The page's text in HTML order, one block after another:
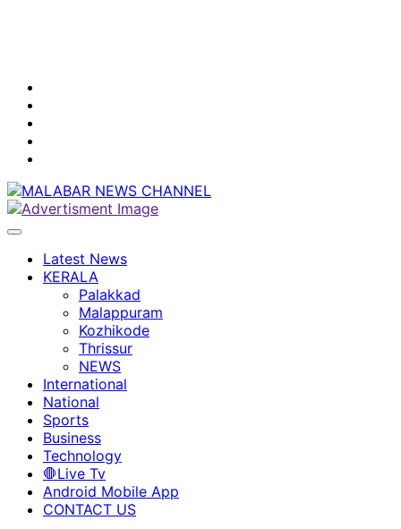
Latest News
KERALA
Palakkad
Malappuram
Kozhikode
Thrissur
NEWS
International
National
Sports
Business
Technology
🛑Live Tv
Android Mobile App
CONTACT US